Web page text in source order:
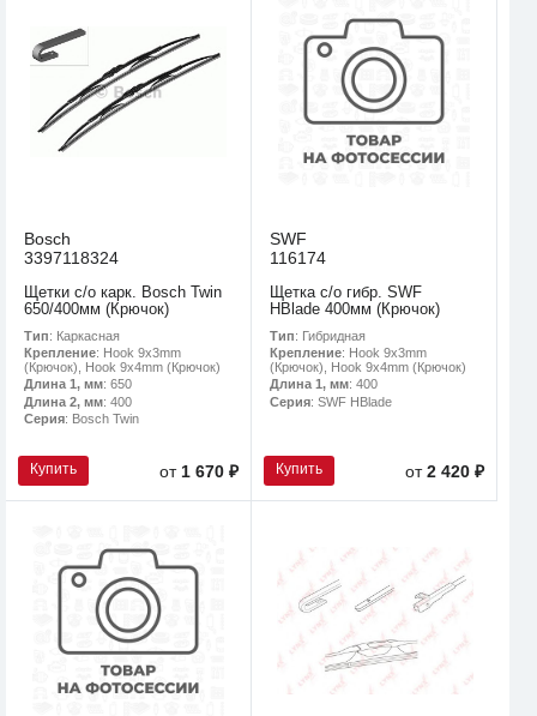
Bosch
3397118324
Щетки с/о карк. Bosch Twin
650/400мм (Крючок)
Тип: Каркасная
Крепление: Hook 9x3mm
(Крючок), Hook 9x4mm (Крючок)
Длина 1, мм: 650
Длина 2, мм: 400
Серия: Bosch Twin
Купить от1 670 ₽
SWF
116174
Щетка с/о гибр. SWF
HBlade 400мм (Крючок)
Тип: Гибридная
Крепление: Hook 9x3mm
(Крючок), Hook 9x4mm (Крючок)
Длина 1, мм: 400
Серия: SWF HBlade
Купить от2 420 ₽